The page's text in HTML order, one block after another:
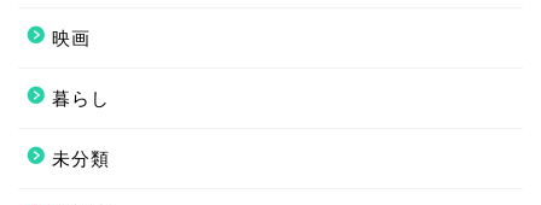
映画
暮らし
未分類